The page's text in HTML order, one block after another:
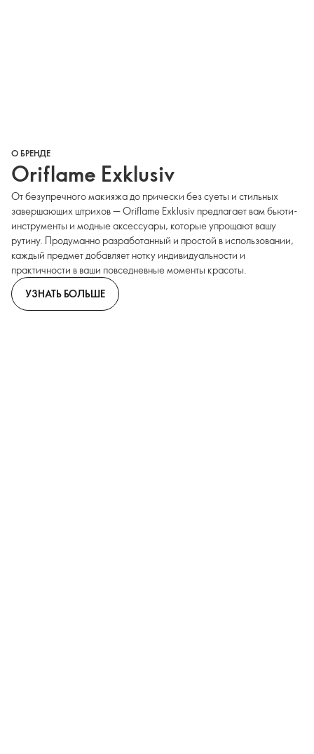
О БРЕНДЕ
Oriflame Exklusiv
От безупречного макияжа до прически без суеты и стильных
завершающих штрихов — Oriflame Exklusiv предлагает вам бьюти-
инструменты и модные аксессуары, которые упрощают вашу
рутину. Продуманно разработанный и простой в использовании,
каждый предмет добавляет нотку индивидуальности и
практичности в ваши повседневные моменты красоты.
УЗНАТЬ БОЛЬШЕ